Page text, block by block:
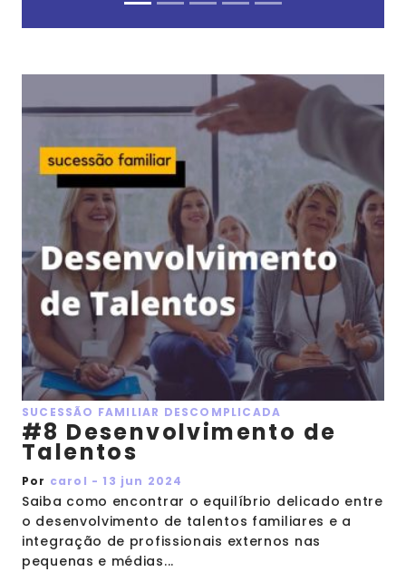
SUCESSÃO FAMILIAR DESCOMPLICADA
#8 Desenvolvimento de
Talentos
Por carol - 13 jun 2024
Saiba como encontrar o equilíbrio delicado entre
o desenvolvimento de talentos familiares e a
integração de profissionais externos nas
pequenas e médias...